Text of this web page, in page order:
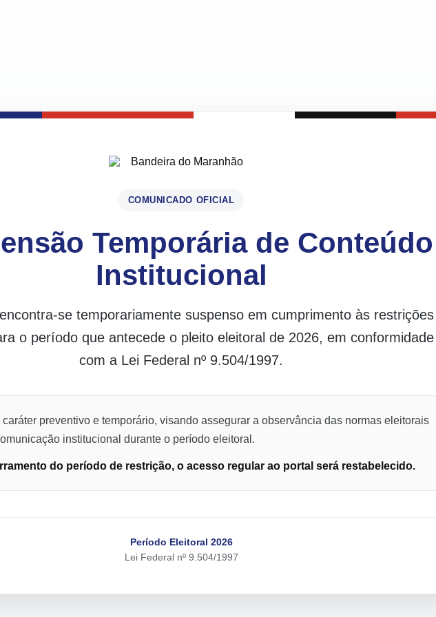
COMUNICADO OFICIAL
Temporária de Conteúdo
Institucional
se temporariamente suspenso em cumprimento às restrições
o período que antecede o pleito eleitoral de 2026, em conformidade
com a Lei Federal nº 9.504/1997.
caráter preventivo e temporário, visando assegurar a observância das normas eleitorais
institucional durante o período eleitoral.
do período de restrição, o acesso regular ao portal será restabelecido.
Período Eleitoral 2026
Lei Federal nº 9.504/1997